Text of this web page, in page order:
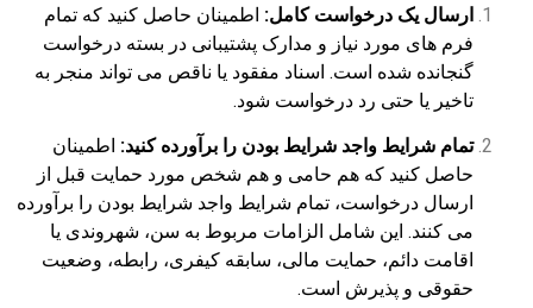
ارسال یک درخواست کامل: اطمینان حاصل کنید که تمام
فرم های مورد نیاز و مدارک پشتیبانی در بسته درخواست
گنجانده شده است. اسناد مفقود یا ناقص می تواند منجر به
تاخیر یا حتی رد درخواست شود.
تمام شرایط واجد شرایط بودن را برآورده کنید: اطمینان
حاصل کنید که هم حامی و هم شخص مورد حمایت قبل از
ارسال درخواست، تمام شرایط واجد شرایط بودن را برآورده
می کنند. این شامل الزامات مربوط به سن، شهروندی یا
اقامت دائم، حمایت مالی، سابقه کیفری، رابطه، وضعیت
حقوقی و پذیرش است.